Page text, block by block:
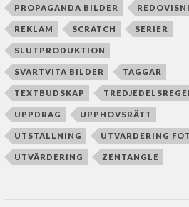
PROPAGANDA BILDER
REKLAM SCRATCH SERIER
SLUTPRODUKTION
SVARTVITA BILDER TAGGAR
TEXTBUDSKAP
UPPDRAG UPPHOVSRÄTT
UTSTÄLLNING UTVARDERING
UTVÄRDERING ZENTANGLE